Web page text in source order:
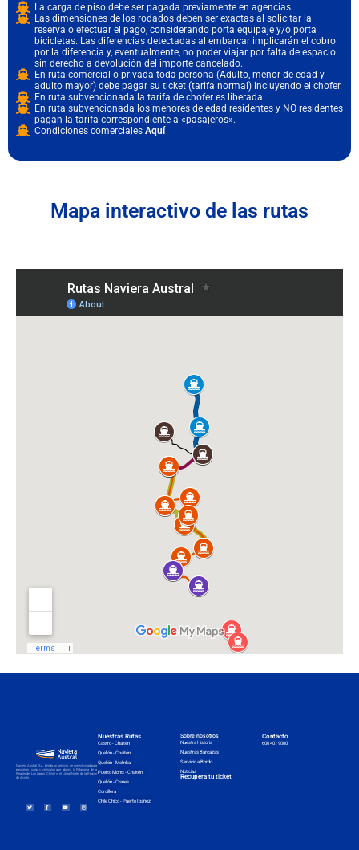
La carga de piso debe ser pagada previamente en agencias.
Las dimensiones de los rodados deben ser exactas al solicitar la
reserva o efectuar el pago, considerando porta equipaje y/o porta
bicicletas. Las diferencias detectadas al embarcar implicarán el cobro
por la diferencia y, eventualmente, no poder viajar por falta de espacio
sin derecho a devolución del importe cancelado.
En ruta comercial o privada toda persona (Adulto, menor de edad y
adulto mayor) debe pagar su ticket (tarifa normal) incluyendo el chofer.
En ruta subvencionada la tarifa de chofer es liberada
En ruta subvencionada los menores de edad residentes y NO residentes
pagan la tarifa correspondiente a «pasajeros».
Condiciones comerciales Aquí
Mapa interactivo de las rutas
Naviera Austral S.A. brinda un servicio de conectividad para
pasajeros, carga y vehículos que abarca la Patagonia de la
Región de Los Lagos, Chiloé y el Litoral Norte de la Región
de Aysén.
Nuestras Rutas
Castro - Chaitén
Quellón - Chaitén
Quellón - Melinka
Puerto Montt - Chaitén
Quellón - Cisnes
Cordillera
Chile Chico - Puerto Ibañez
Sobre nosotros
Nuestra Historia
Nuestras Barcazas
Servicio a Bordo
Noticias
Recupera tu ticket
Contacto
600 401 9000